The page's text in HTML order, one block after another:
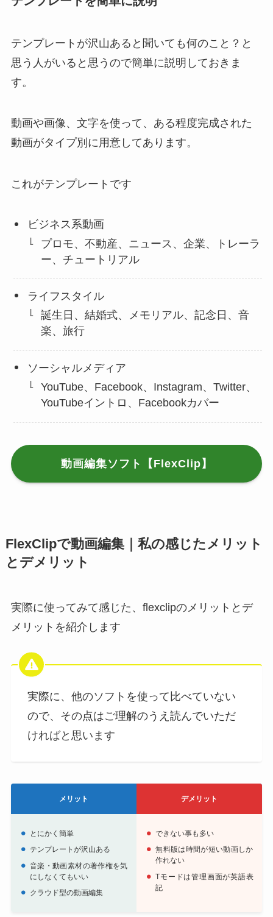
テンプレートが沢山あると聞いても何のこと？と
思う人がいると思うので簡単に説明しておきま
す。
動画や画像、文字を使って、ある程度完成された
動画がタイプ別に用意してあります。
これがテンプレートです
ビジネス系動画
プロモ、不動産、ニュース、企業、トレーラ
ー、チュートリアル
ライフスタイル
誕生日、結婚式、メモリアル、記念日、音
楽、旅行
ソーシャルメディア
YouTube、Facebook、Instagram、Twitter、
YouTubeイントロ、Facebookカバー
動画編集ソフト【FlexClip】
FlexClipで動画編集｜私の感じたメリット
とデメリット
実際に使ってみて感じた、flexclipのメリットとデ
メリットを紹介します
実際に、他のソフトを使って比べていない
ので、その点はご理解のうえ読んでいただ
ければと思います
メリット デメリット
とにかく簡単
テンプレートが沢山ある
音楽・動画素材の著作権を気
にしなくてもいい
クラウド型の動画編集
できない事も多い
無料版は時間が短い動画しか
作れない
Tモードは管理画面が英語表
記